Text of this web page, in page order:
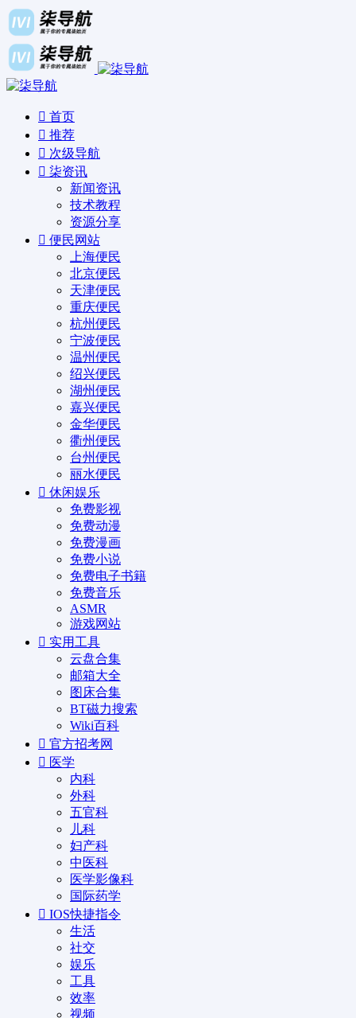
首页
推荐
次级导航
柒资讯
新闻资讯
技术教程
资源分享
便民网站
上海便民
北京便民
天津便民
重庆便民
杭州便民
宁波便民
温州便民
绍兴便民
湖州便民
嘉兴便民
金华便民
衢州便民
台州便民
丽水便民
休闲娱乐
免费影视
免费动漫
免费漫画
免费小说
免费电子书籍
免费音乐
ASMR
游戏网站
实用工具
云盘合集
邮箱大全
图床合集
BT磁力搜索
Wiki百科
官方招考网
医学
内科
外科
五官科
儿科
妇产科
中医科
医学影像科
国际药学
IOS快捷指令
生活
社交
娱乐
工具
效率
视频